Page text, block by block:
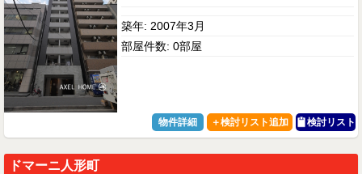
築年: 2007年3月
部屋件数: 0部屋
物件詳細 検討リスト
ドマーニ人形町